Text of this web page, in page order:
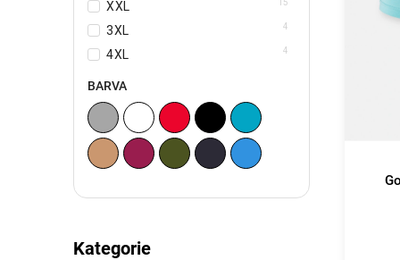
XXL
3XL 4
4XL 4
BARVA
Kategorie